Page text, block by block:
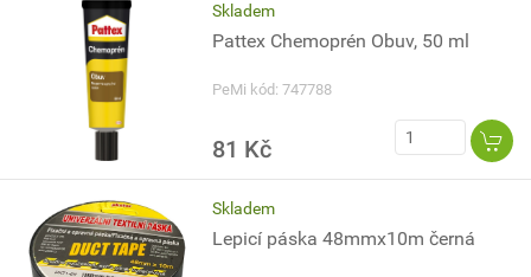
Skladem
Pattex Chemoprén Obuv, 50 ml
PeMi kód: 747788
81 Kč
Skladem
Lepicí páska 48mmx10m černá